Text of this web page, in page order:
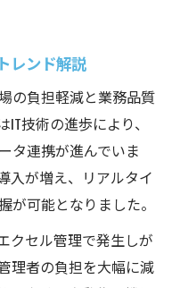
レンド解説
の負担軽減と業務品質
技術の進歩により、
タ連携が進んでいま
入が増え、リアルタイ
が可能となりました。
クセル管理で発生しが
理者の負担を大幅に減